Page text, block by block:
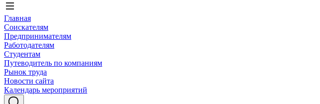
Главная
Соискателям
Предпринимателям
Работодателям
Студентам
Путеводитель по компаниям
Рынок труда
Новости сайта
Календарь мероприятий